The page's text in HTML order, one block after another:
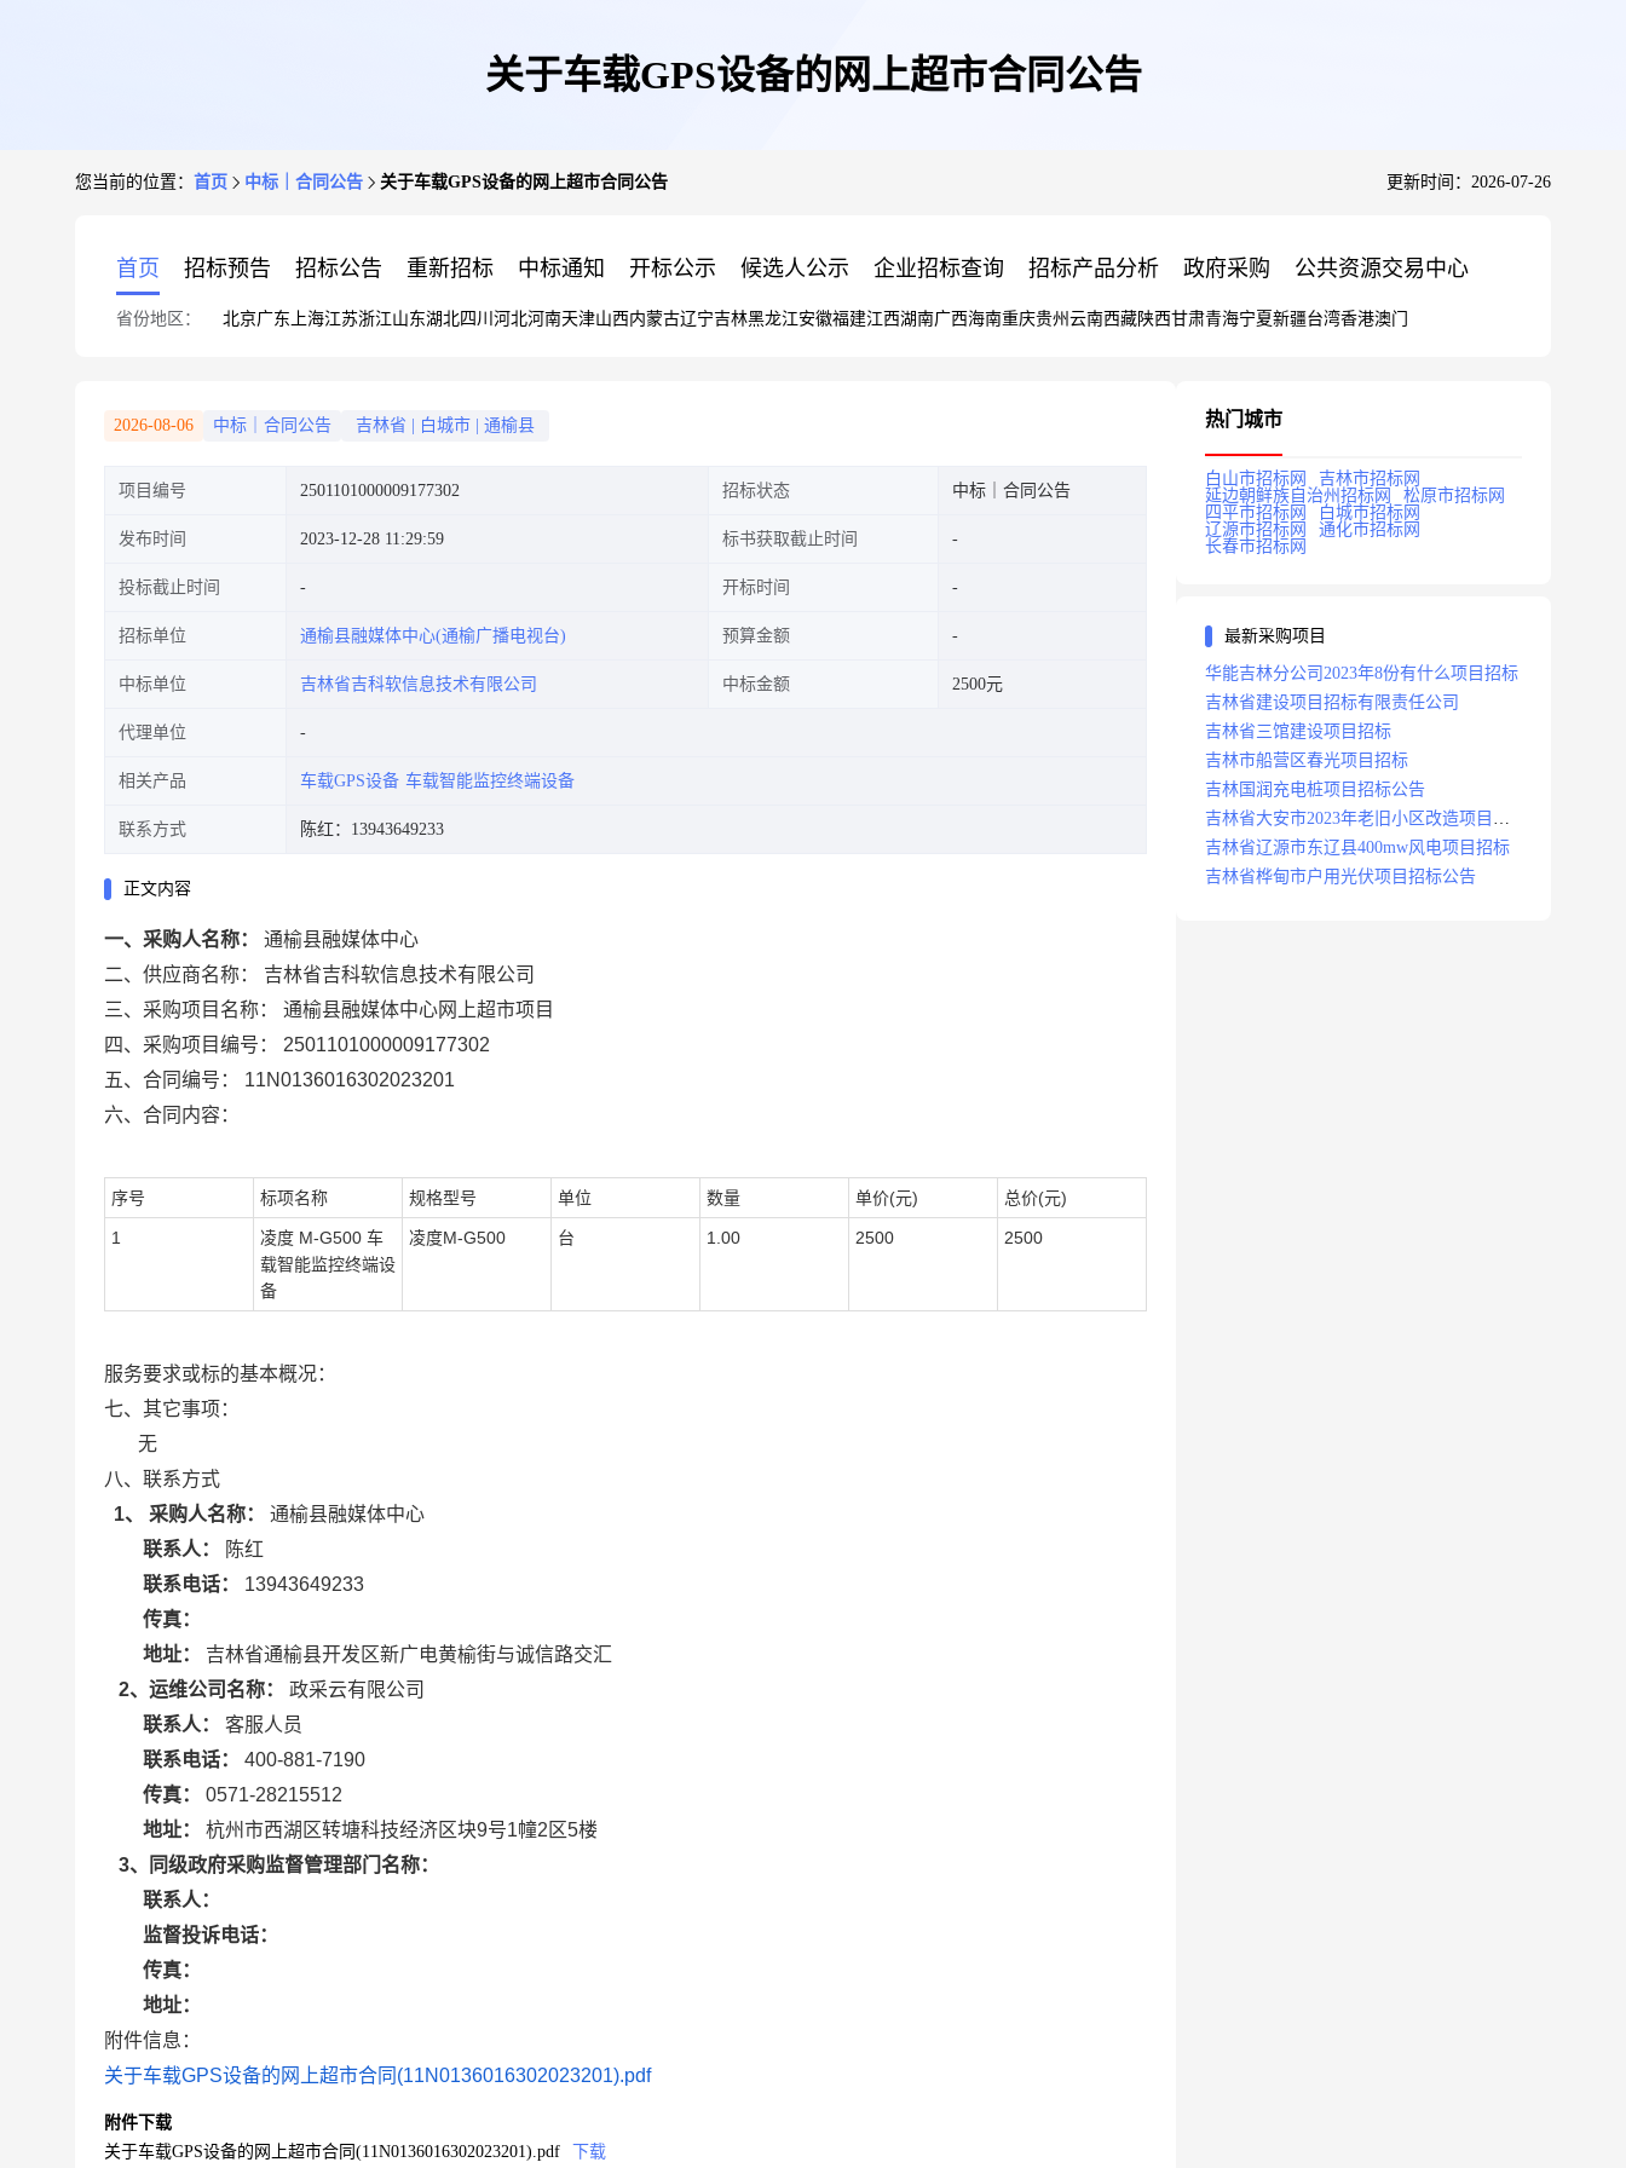
关于车载GPS设备的网上超市合同公告
您当前的位置： 首页 中标｜合同公告 关于车载GPS设备的网上超市合同公告 更新时间：2026-07-26
首页 招标预告 招标公告 重新招标 中标通知 开标公示 候选人公示 企业招标查询 招标产品分析 政府采购 公共资源交易中心
省份地区： 北京广东 上海江苏浙江山东湖北四川 河北河南天津山西内蒙古辽宁吉林黑龙江安徽福建江西湖南广西海南重庆贵州 云南西藏陕西甘肃青海宁夏新疆台湾香港澳门
2026-08-06 中标｜合同公告 吉林省 白城市 通榆县
项目编号 2501101000009177302 招标状态 中标｜合同公告
发布时间 2023-12-28 11:29:59 标书获取截止时间
投标截止时间 开标时间
招标单位 通榆县融媒体中心(通榆广播电视台) 预算金额
中标单位 吉林省吉科软信息技术有限公司 中标金额 2500元
代理单位
相关产品 车载GPS设备 车载智能监控终端设备
联系方式 陈红：13943649233
正文内容
一、采购人名称：
通榆县融媒体中心
二、供应商名称：
吉林省吉科软信息技术有限公司
三、采购项目名称：
通榆县融媒体中心网上超市项目
四、采购项目编号：
2501101000009177302
五、合同编号：
11N0136016302023201
六、合同内容：
序号 标项名称 规格型号 单位 数量 单价(元) 总价(元)
1
凌度 M-G500 车
载智能监控终端设
备
凌度M-G500 台 1.00 2500 2500
服务要求或标的基本概况：
七、其它事项：
无
八、联系方式
1、 采购人名称：
通榆县融媒体中心
联系人：
陈红
联系电话：
13943649233
传真：
地址：
吉林省通榆县开发区新广电黄榆街与诚信路交汇
2、运维公司名称：
政采云有限公司
联系人：
客服人员
联系电话：
400-881-7190
传真：
0571-28215512
地址：
杭州市西湖区转塘科技经济区块9号1幢2区5楼
3、同级政府采购监督管理部门名称：
联系人：
监督投诉电话：
传真：
地址：
附件信息：
关于车载GPS设备的网上超市合同(11N0136016302023201).pdf
附件下载
关于车载GPS设备的网上超市合同(11N0136016302023201).pdf
下载
热门城市
白山市招标网
吉林市招标网
延边朝鲜族自治州招标网
松原市招标网
四平市招标网
白城市招标网
辽源市招标网
通化市招标网
长春市招标网
最新采购项目
华能吉林分公司2023年8份有什么项目招标
吉林省建设项目招标有限责任公司
吉林省三馆建设项目招标
吉林市船营区春光项目招标
吉林国润充电桩项目招标公告
吉林省大安市2023年老旧小区改造项目招
标公告
吉林省辽源市东辽县400mw风电项目招标
吉林省桦甸市户用光伏项目招标公告